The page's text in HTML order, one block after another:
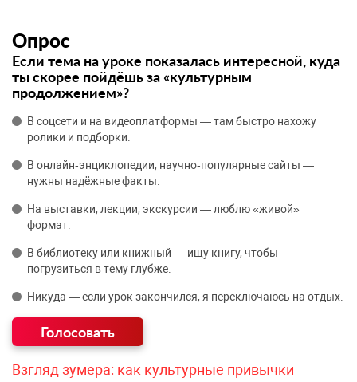
Опрос
Если тема на уроке показалась интересной, куда
ты скорее пойдёшь за «культурным
продолжением»?
В соцсети и на видеоплатформы — там быстро нахожу
ролики и подборки.
В онлайн‑энциклопедии, научно‑популярные сайты —
нужны надёжные факты.
На выставки, лекции, экскурсии — люблю «живой»
формат.
В библиотеку или книжный — ищу книгу, чтобы
погрузиться в тему глубже.
Никуда — если урок закончился, я переключаюсь на отдых.
Взгляд зумера: как культурные привычки